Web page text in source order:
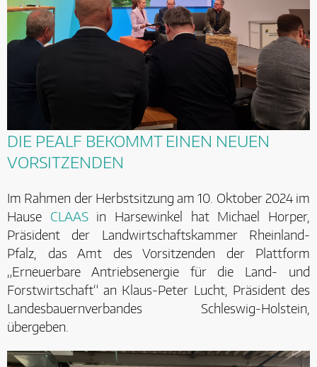
DIE PEALF BEKOMMT EINEN NEUEN
VORSITZENDEN
Im Rahmen der Herbstsitzung am 10. Oktober 2024 im
Hause CLAASin Harsewinkel hat Michael Horper,
Präsident der Landwirtschaftskammer Rheinland-
Pfalz, das Amt des Vorsitzenden der Plattform
„Erneuerbare Antriebsenergie für die Land- und
Forstwirtschaft“ an Klaus-Peter Lucht, Präsident des
Landesbauernverbandes Schleswig-Holstein,
übergeben.